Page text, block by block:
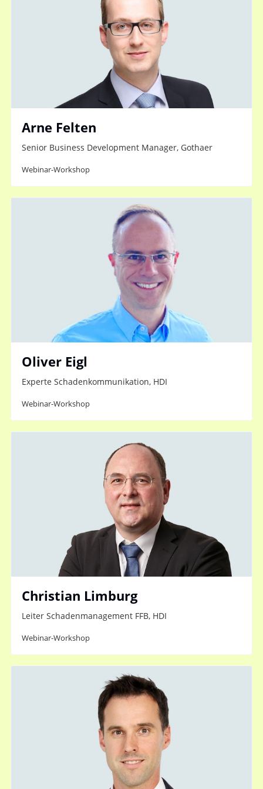
Arne Felten
Senior Business Development Manager, Gothaer
Webinar-Workshop
Oliver Eigl
Experte Schadenkommunikation, HDI
Webinar-Workshop
Christian Limburg
Leiter Schadenmanagement FFB, HDI
Webinar-Workshop